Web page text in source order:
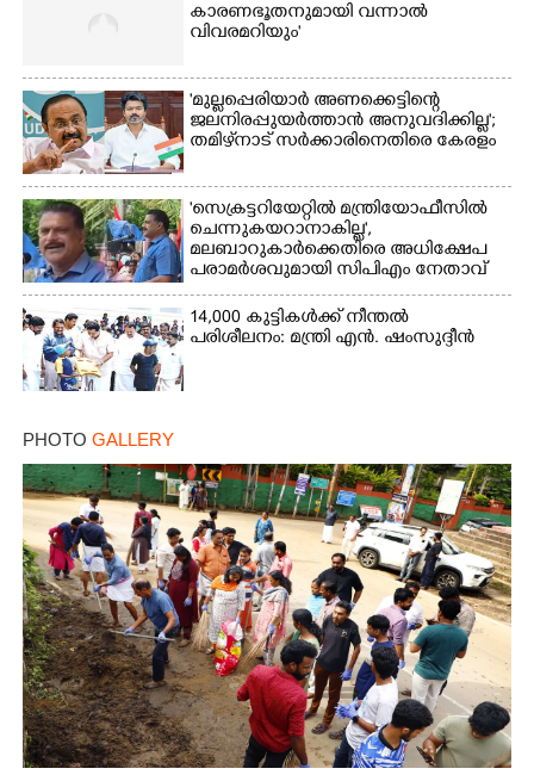
കാരണഭൂതനുമായി വന്നാൽ
വിവരമറിയും '
'മുല്ലപ്പെരിയാർ അണക്കെട്ടിന്റെ
ജലനിരപ്പുയർത്താൻ അനുവദിക്കില്ല';
തമിഴ്‌നാട് സർക്കാരിനെതിരെ കേരളം
'സെക്രട്ടറിയേറ്റിൽ മന്ത്രിയോഫീസിൽ
ചെന്നുകയറാനാകില്ല',
മലബാറുകാർക്കെതിരെ അധിക്ഷേപ
പരാമർശവുമായി സിപിഎം നേതാവ്‌
14,000 കുട്ടികൾക്ക് നീന്തൽ
പരിശീലനം: മന്ത്രി എൻ. ഷംസുദ്ദീൻ
PHOTO GALLERY